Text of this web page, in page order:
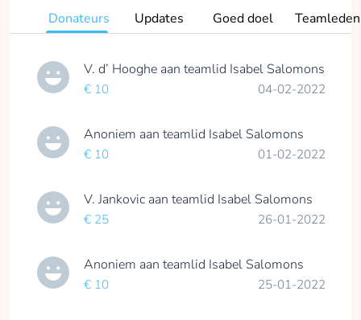
Donateurs Updates Goed doel Teamleden
V. d’ Hooghe aan teamlid Isabel Salomons
€ 10 04-02-2022
Anoniem aan teamlid Isabel Salomons
€ 10 01-02-2022
V. Jankovic aan teamlid Isabel Salomons
€ 25 26-01-2022
Anoniem aan teamlid Isabel Salomons
€ 10 25-01-2022